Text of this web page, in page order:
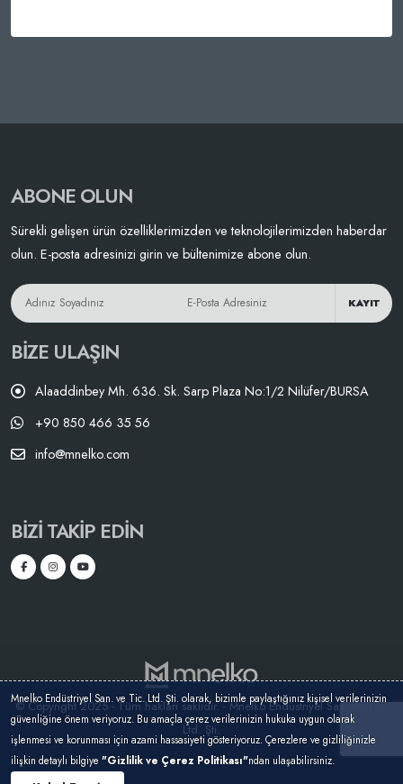
ABONE OLUN
Sürekli gelişen ürün özelliklerimizden ve teknolojilerimizden haberdar
olun. E-posta adresinizi girin ve bültenimize abone olun.
KAYIT
BIZE ULAŞIN
Alaaddinbey Mh. 636. Sk. Sarp Plaza No:1/2 Nilüfer/BURSA
+90 850 466 35 56
info@mnelko.com
BIZI TAKIP EDIN
© Copyright 2025 - Tüm hakları saklıdır. - Mnelko Endüstriyel San. ve Tic.
Ltd. Şti.
Mnelko Endüstriyel San. ve Tic. Ltd. Şti. olarak, bizimle paylaştığınız kişisel verilerinizin
güvenliğine önem veriyoruz. Bu amaçla çerez verilerinizin hukuka uygun olarak
işlenmesi ve korunması için azami hassasiyeti gösteriyoruz. Çerezlere ve gizliliğinizle
ilişkin detaylı bilgiye "Gizlilik ve Çerez Politikası"ndan ulaşabilirsiniz.